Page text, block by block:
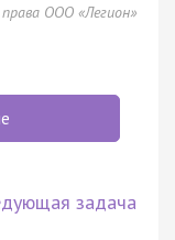
ООО «Легион»
задача